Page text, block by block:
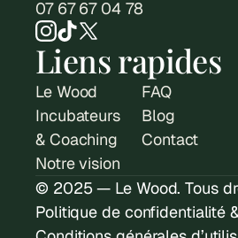
07 67 67 04 78
Liens rapides
Le Wood
Incubateurs
& Coaching
Notre vision
FAQ
Blog
Contact
© 2025 — Le Wood. Tous
Politique de confidentialité